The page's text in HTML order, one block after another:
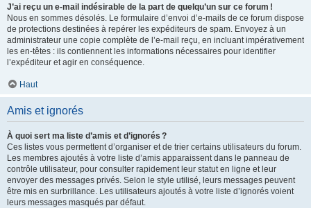
J’ai reçu un e-mail indésirable de la part de quelqu’un sur ce forum !
Nous en sommes désolés. Le formulaire d’envoi d’e-mails de ce forum dispose
de protections destinées à repérer les expéditeurs de spam. Envoyez à un
administrateur une copie complète de l’e-mail reçu, en incluant impérativement
les en-têtes : ils contiennent les informations nécessaires pour identifier
l’expéditeur et agir en conséquence.
Haut
Amis et ignorés
À quoi sert ma liste d’amis et d’ignorés ?
Ces listes vous permettent d’organiser et de trier certains utilisateurs du forum.
Les membres ajoutés à votre liste d’amis apparaissent dans le panneau de
contrôle utilisateur, pour consulter rapidement leur statut en ligne et leur
envoyer des messages privés. Selon le style utilisé, leurs messages peuvent
être mis en surbrillance. Les utilisateurs ajoutés à votre liste d’ignorés voient
leurs messages masqués par défaut.